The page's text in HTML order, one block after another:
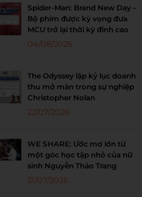
Spider-Man: Brand New Day –
Bộ phim được kỳ vọng đưa
MCU trở lại thời kỳ đỉnh cao
04/08/2026
The Odyssey lập kỷ lục doanh
thu mở màn trong sự nghiệp
Christopher Nolan
22/07/2026
WE SHARE: Ước mơ lớn từ
một góc học tập nhỏ của nữ
sinh Nguyễn Thảo Trang
21/07/2026